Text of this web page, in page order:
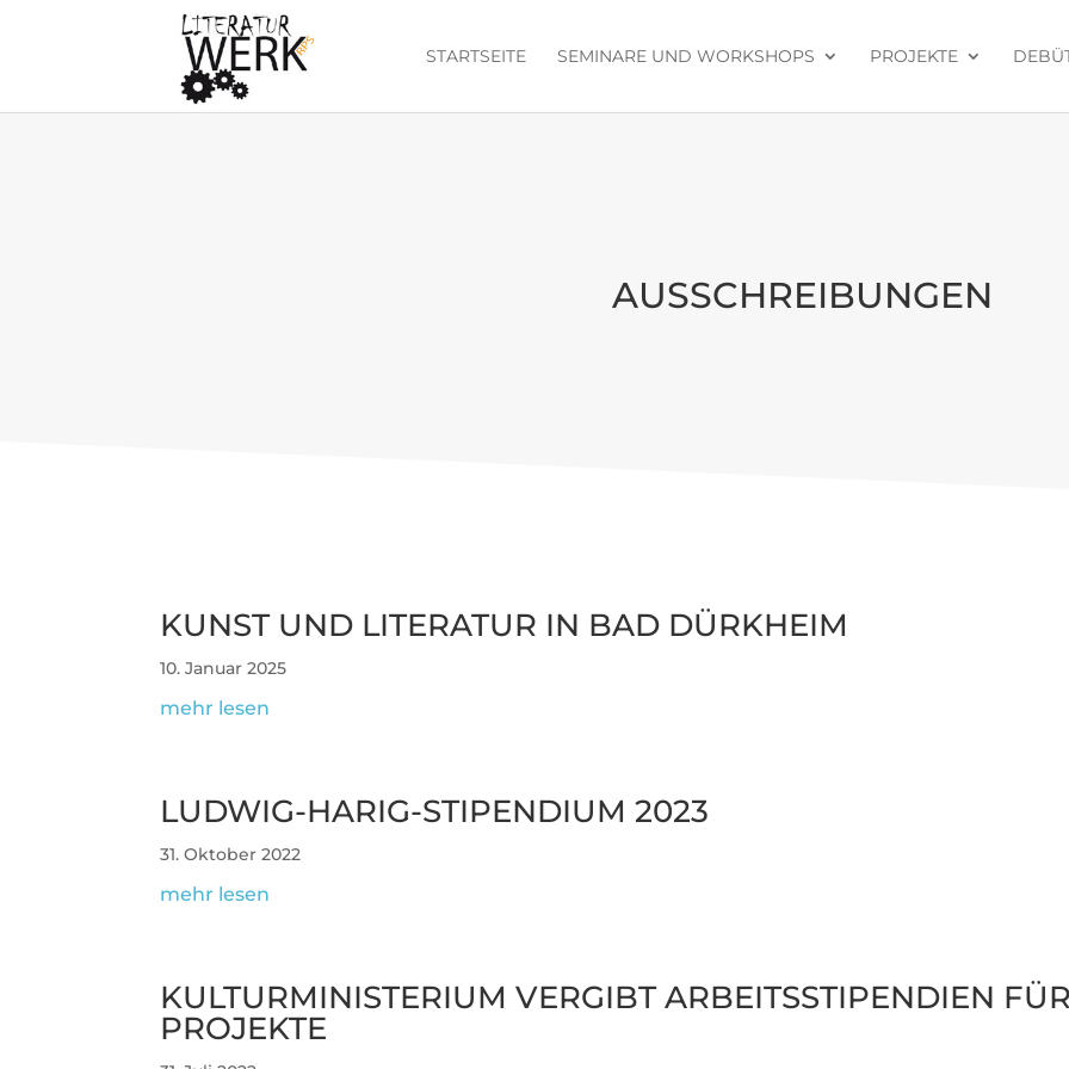
START­SEITE SEMI­NARE UND WORKSHOPS PRO­JEKTE
AUS­SCHREI­BUNGEN
KUNST UND LITERATUR IN BAD DÜRKHEIM
10. Januar 2025
mehr lesen
LUDWIG-HARIG-STI­­PEN­­DIUM 2023
31. Oktober 2022
mehr lesen
KUL­TUR­MI­NIS­TE­RIUM VER­GIBT ARBEITS­STI­PEN­DIEN
PROJEKTE